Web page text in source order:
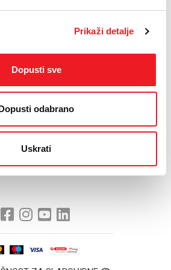
Prikaži detalje
Dopusti sve
odabrano
Uskrati
ispuniti i postupiti sukladno tim
revizorskog izvješća JP HT d.d.
bez stvarnoga uporišta u činjenicama
slika o poslovanju poduzeća JP HT d.d.